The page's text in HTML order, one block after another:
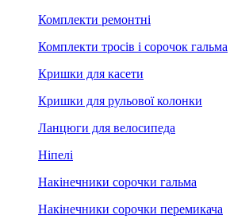
Комплекти ремонтні
Комплекти тросів і сорочок гальма
Кришки для касети
Кришки для рульової колонки
Ланцюги для велосипеда
Ніпелі
Накінечники сорочки гальма
Накінечники сорочки перемикача